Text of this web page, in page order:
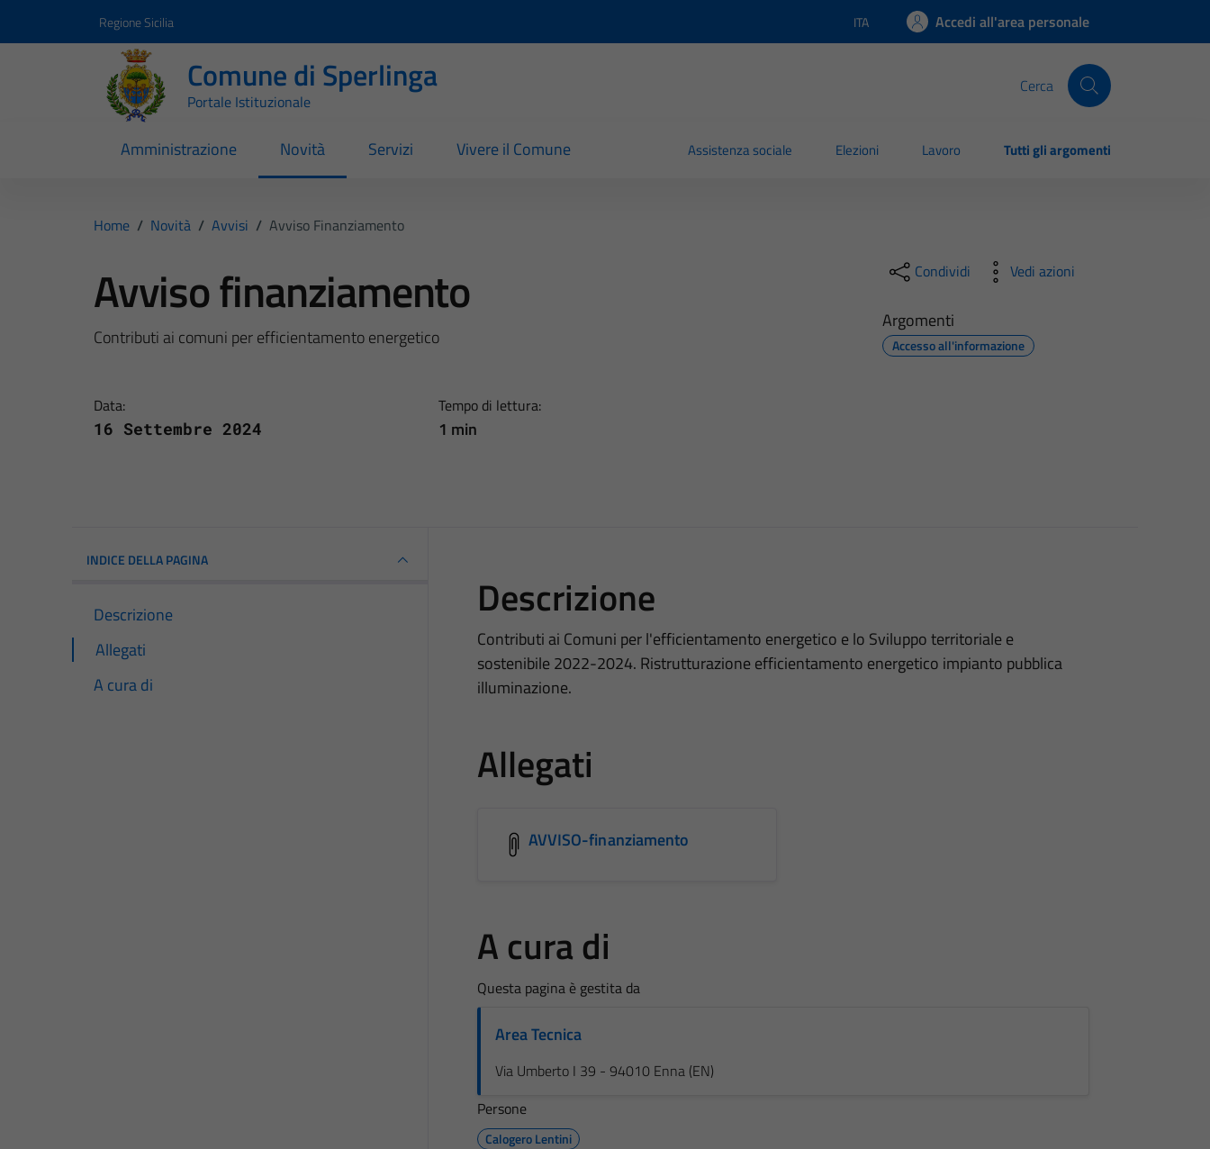
Regione Sicilia Lingua attiva:
ITA Accedi all'area personale
Comune di Sperlinga
Portale Istituzionale
Cerca
Amministrazione Novità Servizi Vivere il Comune Assistenza sociale Elezioni Lavoro Tutti gli argomenti
Home / Novità / Avvisi / Avviso Finanziamento
Avviso finanziamento
Contributi ai comuni per efficientamento energetico
Data:
16 Settembre 2024
Tempo di lettura:
1 min
Condividi Vedi azioni
Argomenti
Accesso all'informazione
INDICE DELLA PAGINA
Descrizione
Allegati
A cura di
Descrizione
Contributi ai Comuni per l'efficientamento energetico e lo Sviluppo territoriale e
sostenibile 2022-2024. Ristrutturazione efficientamento energetico impianto pubblica
illuminazione.
Allegati
AVVISO-finanziamento
A cura di
Questa pagina è gestita da
Area Tecnica
Via Umberto I 39 - 94010 Enna (EN)
Persone
Calogero Lentini